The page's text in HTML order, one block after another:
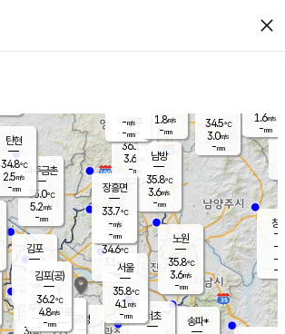
close
양주
36.1℃
3.6
-mm
파주금촌
35.0℃
5.2m/s
-mm
34.5℃
3.0m/s
-mm
창
-
-m/
-
탄현
34.8℃
2.5m/s
-mm
1.6m/s
-mm
김포
- ℃
-m/s
mm
광명
부천
36.3℃
구로
은평
34.6℃
3.1 m/s
- mm
노원
35.8℃
3.6m/s
-mm
송파*
서초
남방
35.8℃
3.6m/s
-mm
장흥면
33.7℃
-m/s
-mm
-m/s
-mm
김포(공)
36.2℃
4.8m/s
-mm
서울
35.8℃
4.1 m/s
-mm
1.8m/s
-mm